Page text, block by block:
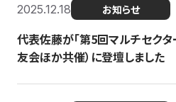
2025.12.18 お知らせ
代表佐藤が「第5回マルチセクタ
友会ほか共催）に登壇しました